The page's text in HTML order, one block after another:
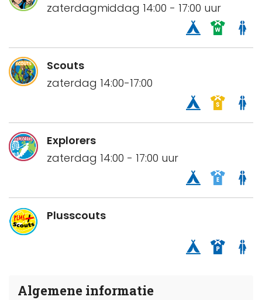
zaterdagmiddag 14:00 - 17:00 uur
Scouts
zaterdag 14:00-17:00
Explorers
zaterdag 14:00 - 17:00 uur
Plusscouts
Algemene informatie